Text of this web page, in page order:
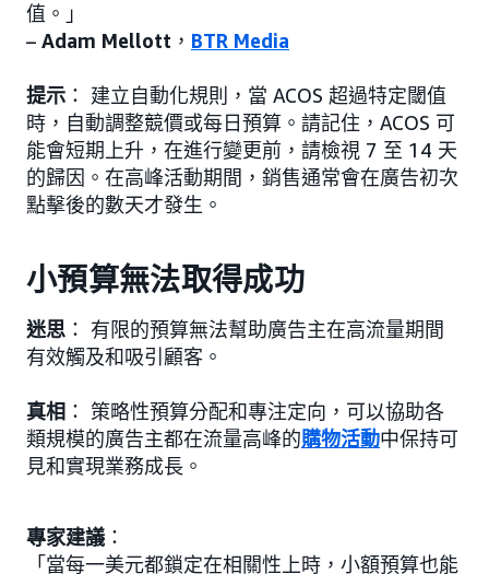
值。」
– Adam Mellott ， BTR Media
提示 ： 建立自動化規則，當 ACOS 超過特定閾值
時，自動調整競價或每日預算。請記住，ACOS 可
能會短期上升，在進行變更前，請檢視 7 至 14 天
的歸因。在高峰活動期間，銷售通常會在廣告初次
點擊後的數天才發生。
小預算無法取得成功
迷思 ： 有限的預算無法幫助廣告主在高流量期間
有效觸及和吸引顧客。
真相 ： 策略性預算分配和專注定向，可以協助各
類規模的廣告主都在流量高峰的購物活動中保持可
見和實現業務成長。
專家建議 ：
「當每一美元都鎖定在相關性上時，小額預算也能